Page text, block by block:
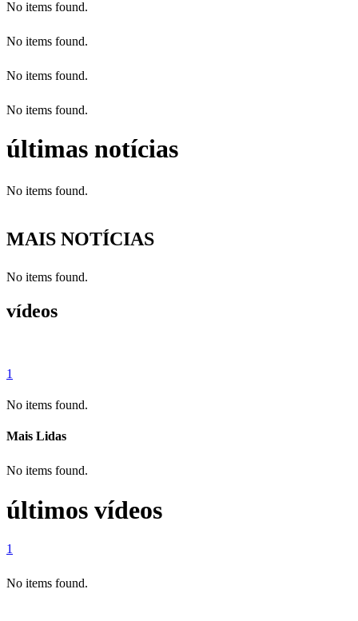
No items found.
No items found.
No items found.
No items found.
últimas notícias
No items found.
MAIS NOTÍCIAS
No items found.
vídeos
1
No items found.
Mais Lidas
No items found.
últimos vídeos
1
No items found.